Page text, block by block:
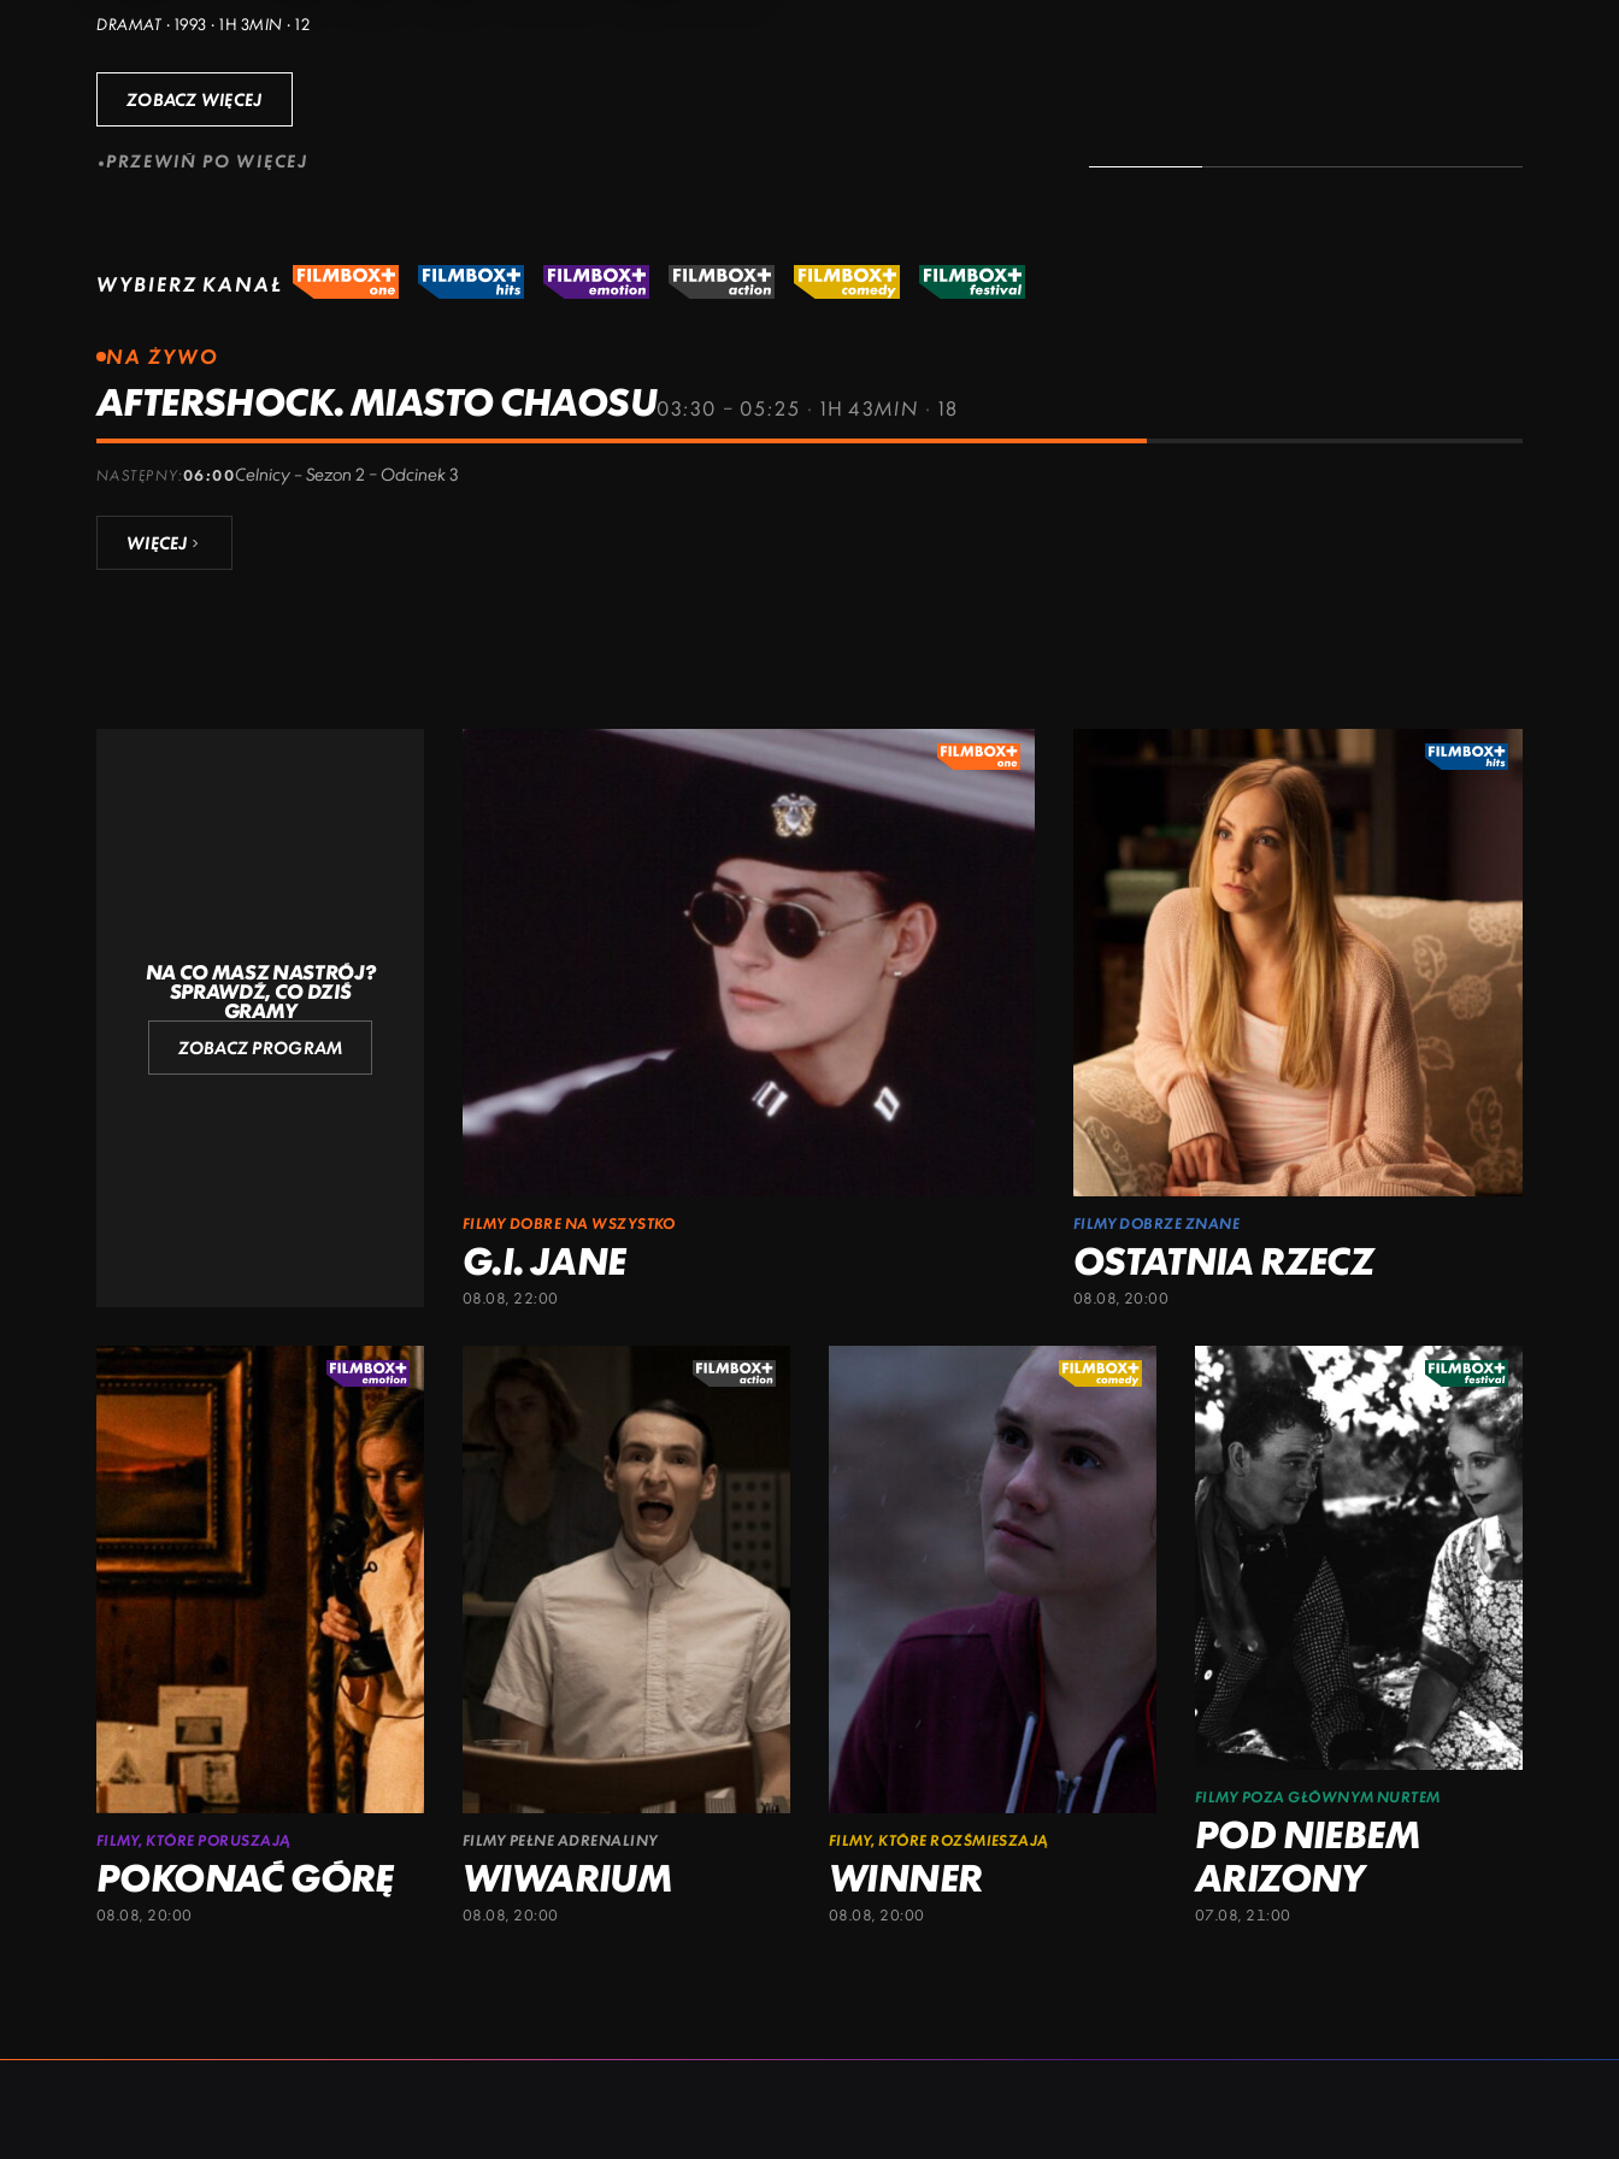
DRAMAT · 1993 · 1H 3MIN · 12
ZOBACZ WIĘCEJ
PRZEWIŃ PO WIĘCEJ
WYBIERZ KANAŁ
NA ŻYWO
AFTERSHOCK. MIASTO CHAOSU03:30 – 05:25 · 1H 43MIN · 18
NASTĘPNY:06:00Celnicy – Sezon 2 – Odcinek 3
WIĘCEJ
NA CO MASZ NASTRÓJ?
SPRAWDŹ, CO DZIŚ
GRAMY
ZOBACZ PROGRAM
FILMY DOBRE NA WSZYSTKO
G.I. JANE
08.08, 22:00
FILMY DOBRZE ZNANE
OSTATNIA RZECZ
08.08, 20:00
FILMY, KTÓRE PORUSZAJĄ
POKONAĆ GÓRĘ
08.08, 20:00
FILMY PEŁNE ADRENALINY
WIWARIUM
08.08, 20:00
FILMY, KTÓRE ROZŚMIESZAJĄ
WINNER
08.08, 20:00
FILMY POZA GŁÓWNYM NURTEM
POD NIEBEM
ARIZONY
07.08, 21:00